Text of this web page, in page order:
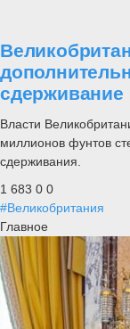
сдерживание
Власти
миллионов фунтов
сдерживания.
1 683 0 0
#Великобритания
Главное